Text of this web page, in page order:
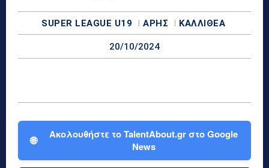
SUPER LEAGUE U19 ΆΡΗΣ ΚΑΛΛΙΘΈΑ
20/10/2024
🌐
Ακολουθήστε το TalentAbout.gr στο Google
News